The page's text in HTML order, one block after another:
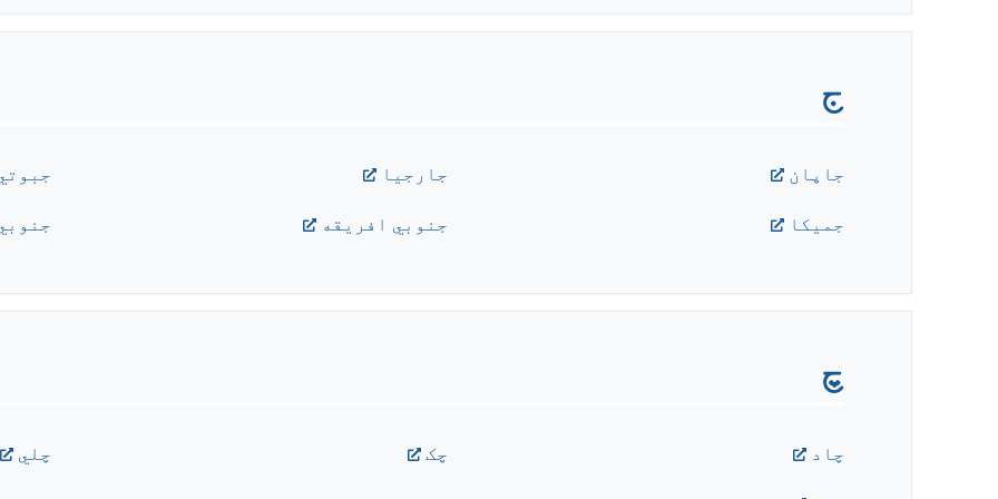
ج
جاپان جارجيا
جميکا
جنوبي افريقه
چ
چاد چک
چلي